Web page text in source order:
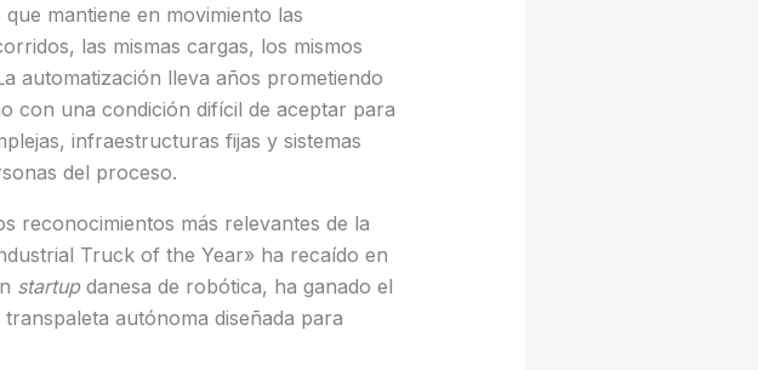
mantiene en movimiento las
las mismas cargas, los mismos
automatización lleva años prometiendo
con una condición difícil de aceptar para
infraestructuras fijas y sistemas
del proceso.
reconocimientos más relevantes de la
Truck of the Year» ha recaído en
startupdanesa de robótica, ha ganado el
autónoma diseñada para